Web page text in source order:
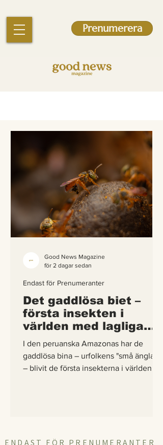
Prenumerera
Det gaddlösa biet –
första insekten i
världen med lagliga
rättigheter
I den peruanska Amazonas har de
gaddlösa bina – urfolkens "små änglar"
– blivit de första insekterna i världen att
Endast för Prenumeranter
Good News Magazine
för 2 dagar sedan
ENDAST FÖR PRENUMERANTER